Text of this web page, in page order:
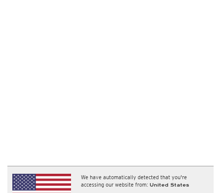
We have automatically detected that you're
accessing our website from: United States